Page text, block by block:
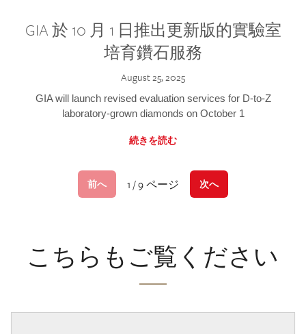
GIA 於 10 月 1 日推出更新版的實驗室
培育鑽石服務
August 25, 2025
GIA will launch revised evaluation services for D-to-Z
laboratory-grown diamonds on October 1
続きを読む
前へ 1 / 9 ページ 次へ
こちらもご覧ください